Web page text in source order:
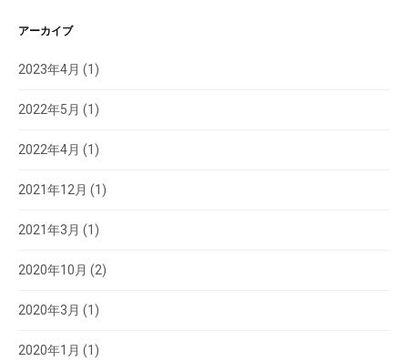
アーカイブ
2023年4月 (1)
2022年5月 (1)
2022年4月 (1)
2021年12月 (1)
2021年3月 (1)
2020年10月 (2)
2020年3月 (1)
2020年1月 (1)